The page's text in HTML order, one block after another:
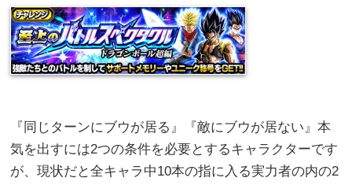
『同じターンにブウが居る』『敵にブウが居ない』本
気を出すには2つの条件を必要とするキャラクターです
が、現状だと全キャラ中10本の指に入る実力者の内の2